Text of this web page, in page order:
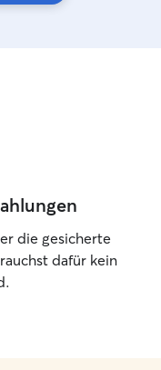
die gesicherte
dafür kein